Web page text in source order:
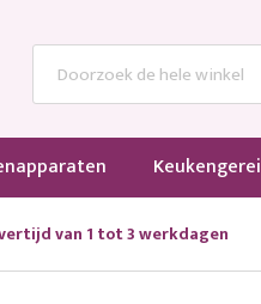
Keukengerei
van 1 tot 3 werkdagen